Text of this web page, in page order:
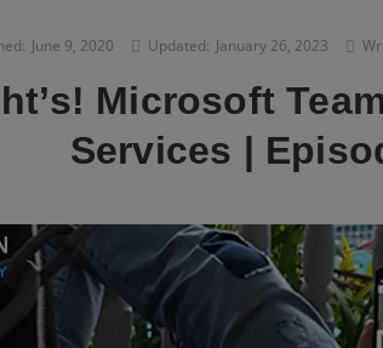
June 9, 2020 Updated: January 26, 2023
Microsoft
Services |